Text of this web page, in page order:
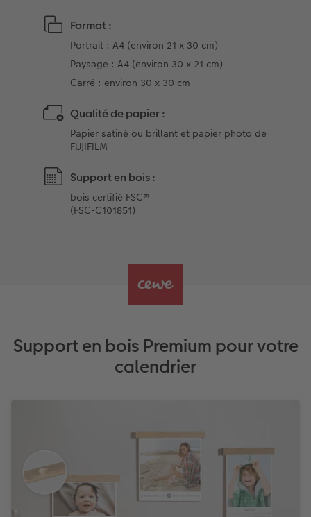
Format :
Portrait : A4 (environ 21 x 30 cm)
Paysage : A4 (environ 30 x 21 cm)
Carré : environ 30 x 30 cm
Qualité de papier :
Papier satiné ou brillant et papier photo de
FUJIFILM
Support en bois :
bois certifié FSC®
(FSC-C101851)
Support en bois Premium pour votre
calendrier